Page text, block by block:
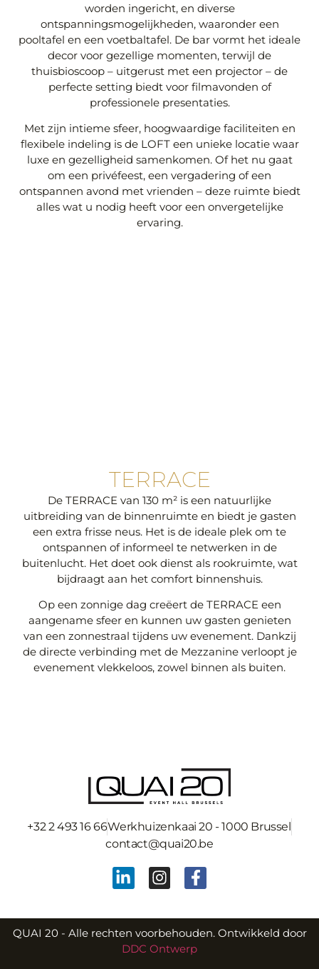
worden ingericht, en diverse
ontspanningsmogelijkheden, waaronder een
pooltafel en een voetbaltafel. De bar vormt het ideale
decor voor gezellige momenten, terwijl de
thuisbioscoop – uitgerust met een projector – de
perfecte setting biedt voor filmavonden of
professionele presentaties.
Met zijn intieme sfeer, hoogwaardige faciliteiten en
flexibele indeling is de LOFT een unieke locatie waar
luxe en gezelligheid samenkomen. Of het nu gaat
om een privéfeest, een vergadering of een
ontspannen avond met vrienden – deze ruimte biedt
alles wat u nodig heeft voor een onvergetelijke
ervaring.
TERRACE
De TERRACE van 130 m² is een natuurlijke
uitbreiding van de binnenruimte en biedt je gasten
een extra frisse neus. Het is de ideale plek om te
ontspannen of informeel te netwerken in de
buitenlucht. Het doet ook dienst als rookruimte, wat
bijdraagt aan het comfort binnenshuis.
Op een zonnige dag creëert de TERRACE een
aangename sfeer en kunnen uw gasten genieten
van een zonnestraal tijdens uw evenement. Dankzij
de directe verbinding met de Mezzanine verloopt je
evenement vlekkeloos, zowel binnen als buiten.
+32 2 493 16 66Werkhuizenkaai 20 - 1000 Brussel
contact@quai20.be
QUAI 20 - Alle rechten voorbehouden. Ontwikkeld door
DDC Ontwerp